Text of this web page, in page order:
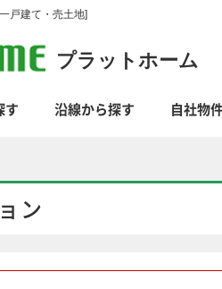
戸建て・売土地]
プラットホーム
す 沿線から探す 自社物
ン